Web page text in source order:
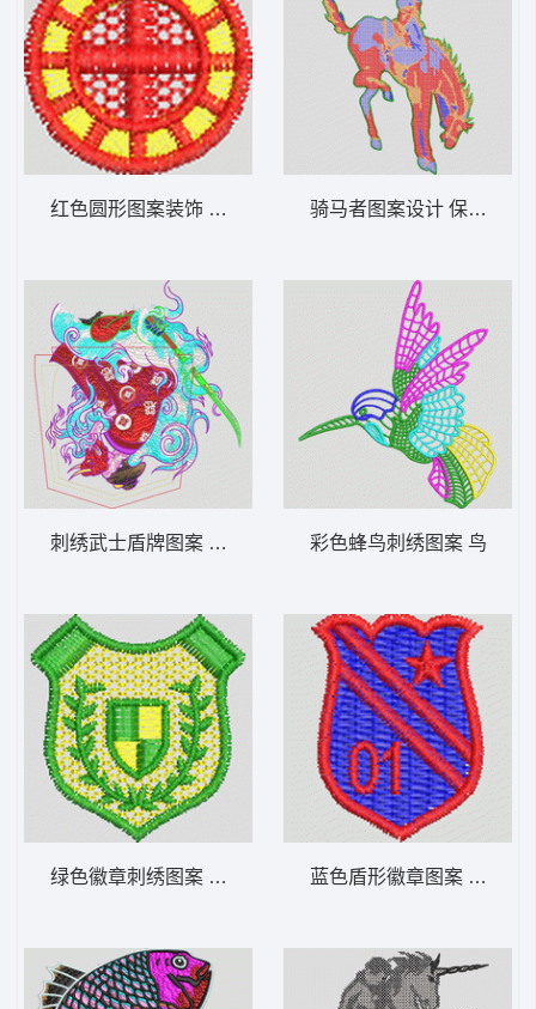
红色圆形图案装饰 男装 章仔
刺绣武士盾牌图案 口袋
绿色徽章刺绣图案 男装 章仔
骑马者图案设计 保罗 骑马
彩色蜂鸟刺绣图案 鸟
蓝色盾形徽章图案 男装 章